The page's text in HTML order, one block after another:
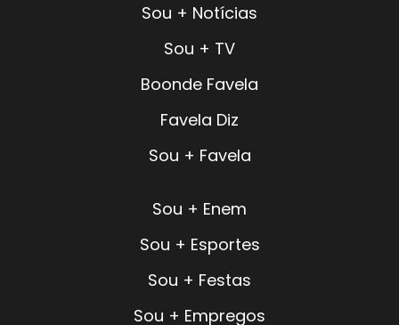
Sou + Notícias
Sou + TV
Boonde Favela
Favela Diz
Sou + Favela
Sou + Enem
Sou + Esportes
Sou + Festas
Sou + Empregos